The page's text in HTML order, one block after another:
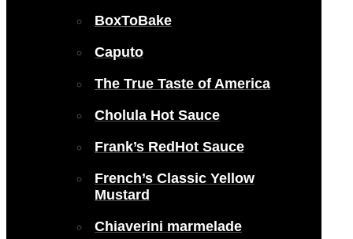
BoxToBake
Caputo
The True Taste of America
Cholula Hot Sauce
Frank’s RedHot Sauce
French’s Classic Yellow
Mustard
Chiaverini marmelade